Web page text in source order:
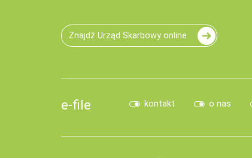
Znajdź Urząd Skarbowy online
e-file kontakt o nas